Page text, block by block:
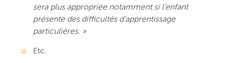
sera plus appropriée notamment si l’enfant
présente des difficultés d’apprentissage
particulières. »
Etc.